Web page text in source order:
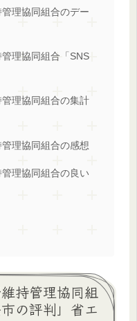
理協同組合のデー
理協同組合「SNS
理協同組合の集計
理協同組合の感想
理協同組合の良い
持管理協同組
の評判」省エ